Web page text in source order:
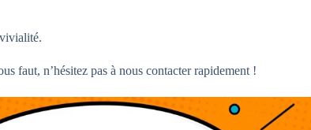
faut, n’hésitez pas à nous contacter rapidement !